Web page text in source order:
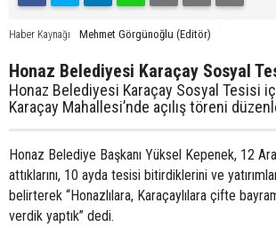
Haber Kaynağı Mehmet Görgünoğlu (Editör)
Honaz Belediyesi Karaçay Sosyal
Honaz Belediyesi Karaçay Sosyal Tesisi
Karaçay Mahallesi’nde açılış töreni
Honaz Belediye Başkanı Yüksel Kepenek, 12
attıklarını, 10 ayda tesisi bitirdiklerini ve
belirterek “Honazlılara, Karaçaylılara çifte
verdik yaptık” dedi.